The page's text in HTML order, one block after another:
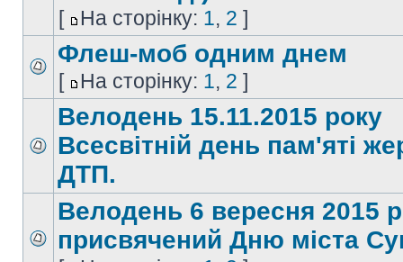
[ На сторінку: 1, 2 ]
Флеш-моб одним днем
[ На сторінку: 1, 2 ]
Велодень 15.11.2015 року
Всесвітній день пам'яті
ДТП.
Велодень 6 вересня 2015
присвячений Дню міста